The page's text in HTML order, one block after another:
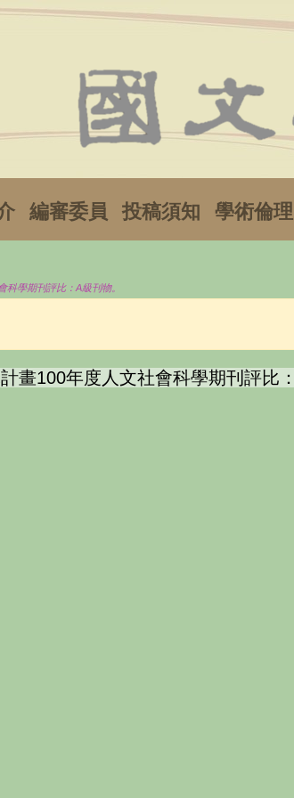
編審委員 投稿須知 學術倫理
學期刊評比：A級刊物。
畫100年度人文社會科學期刊評比